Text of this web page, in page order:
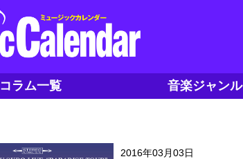
コラム一覧 音楽ジャンル
2016年03月03日